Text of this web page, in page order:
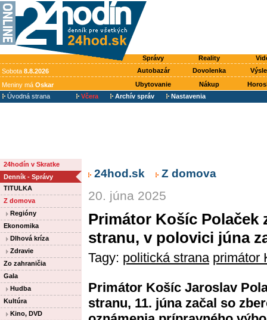
Správy Reality
Sobota 8.8.2026 Autobazár Dovolenka
Meniny má Oskar Ubytovanie Nákup
Úvodná strana
Včera Archív správ Nastavenia
24hodín v Skratke
Denník - Správy
TITULKA
Z domova
Regióny
Ekonomika
Dlhová kríza
Zdravie
Zo zahraničia
Gala
Hudba
Kultúra
Kino, DVD
24hod.sk Z domova
20. júna 2025
Primátor Košíc
stranu, v polovici júna
Tagy: politická strana primátor
Primátor Košíc Jaroslav
stranu, 11. júna začal so